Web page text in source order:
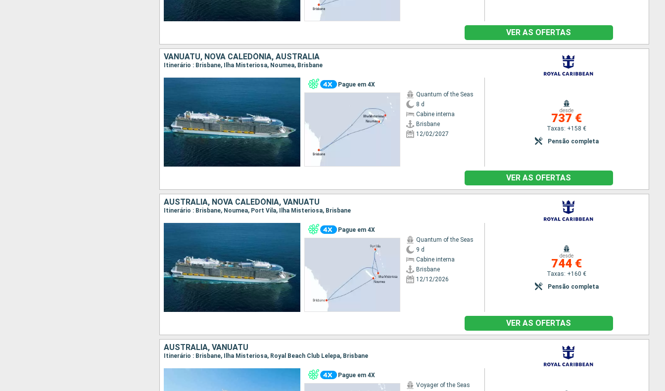
VER AS OFERTAS
VANUATU, NOVA CALEDÓNIA, AUSTRALIA
Itinerário : Brisbane, Ilha Misteriosa, Noumea, Brisbane
Pague em 4X
Quantum of the Seas
8 d
Cabine interna
Brisbane
12/02/2027
desde
737 €
Taxas: +158 €
Pensão completa
VER AS OFERTAS
AUSTRALIA, NOVA CALEDÓNIA, VANUATU
Itinerário : Brisbane, Noumea, Port Vila, Ilha Misteriosa, Brisbane
Pague em 4X
Quantum of the Seas
9 d
Cabine interna
Brisbane
12/12/2026
desde
744 €
Taxas: +160 €
Pensão completa
VER AS OFERTAS
AUSTRALIA, VANUATU
Itinerário : Brisbane, Ilha Misteriosa, Royal Beach Club Lelepa, Brisbane
Pague em 4X
Voyager of the Seas